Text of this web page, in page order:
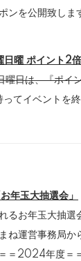
ンを公開致しま
曜 ポイント2倍
曜日は、『ポイ
てイベントを終
年玉大抽選会」
るお年玉大抽
ね運営事務局か
＝2024年度＝